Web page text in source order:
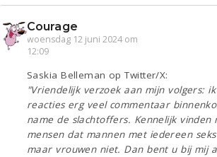
Courage
woensdag 12 juni 2024 om
12:09
Saskia Belleman op Twitter/X:
"Vriendelijk verzoek aan mijn volgers:
reacties erg veel commentaar
name de slachtoffers. Kennelijk vinden
mensen dat mannen met iedereen
maar vrouwen niet. Dan bent u bij mij